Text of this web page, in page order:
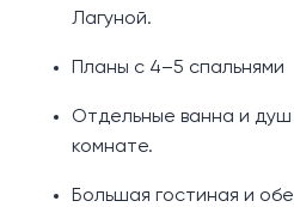
Лагуной.
Планы с 4–5 спальнями
Отдельные ванна и душ
комнате.
Большая гостиная и